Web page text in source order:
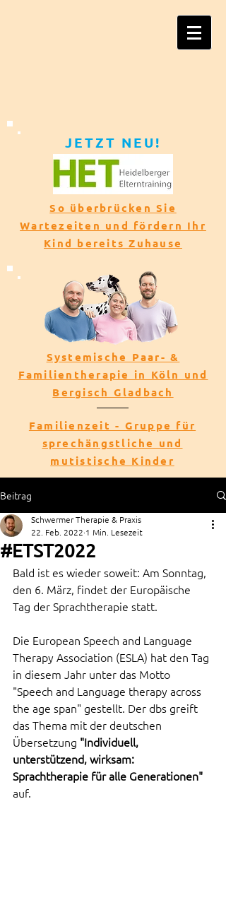
JETZT NEU!​​
So überbrücken Sie
Wartezeiten und fördern Ihr
Kind bereits Zuhause
Systemische Paar- &
Familientherapie in Köln und
Bergisch Gladbach
Familienzeit - Gruppe für
sprechängstliche und
mutistische Kinder
Beitrag
#ETST2022
Schwermer Therapie & Praxis
22. Feb. 2022 1 Min. Lesezeit
Bald ist es wieder soweit: Am Sonntag,
den 6. März, findet der Europäische
Tag der Sprachtherapie statt.
Die European Speech and Language
Therapy Association (ESLA) hat den Tag
in diesem Jahr unter das Motto
"Speech and Language therapy across
the age span" gestellt. Der dbs greift
das Thema mit der deutschen
Übersetzung "Individuell,
unterstützend, wirksam:
Sprachtherapie für alle Generationen"
auf.